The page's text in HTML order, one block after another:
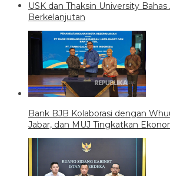
USK dan Thaksin University
Berkelanjutan
Bank BJB Kolaborasi dengan
Jabar, dan MUJ Tingkatkan